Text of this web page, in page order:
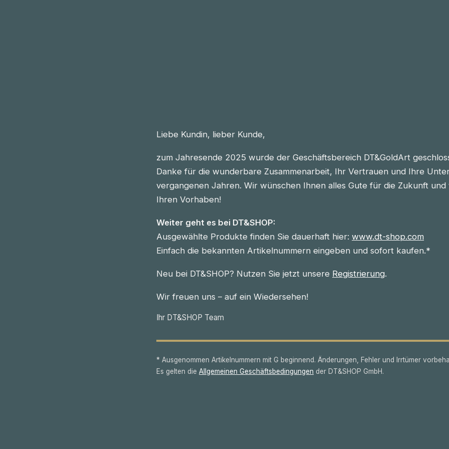
Liebe Kundin, lieber Kunde,
zum Jahresende 2025 wurde der Geschäftsbereich DT&GoldArt
Danke für die wunderbare Zusammenarbeit, Ihr Vertrauen und Ihre
vergangenen Jahren. Wir wünschen Ihnen alles Gute für die Zukunft und
Ihren Vorhaben!
Weiter geht es bei DT&SHOP:
Ausgewählte Produkte finden Sie dauerhaft hier: www.dt-shop.com
Einfach die bekannten Artikelnummern eingeben und sofort kaufen.*
Neu bei DT&SHOP? Nutzen Sie jetzt unsere Registrierung.
Wir freuen uns – auf ein Wiedersehen!
Ihr DT&SHOP Team
* Ausgenommen Artikelnummern mit G beginnend. Änderungen, Fehler und Irrtümer
Es gelten die Allgemeinen Geschäftsbedingungen der DT&SHOP GmbH.